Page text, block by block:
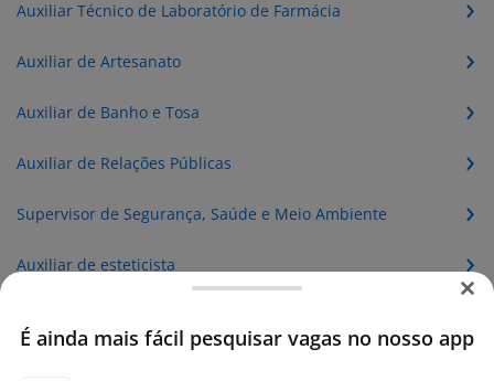
Auxiliar Técnico de Laboratório de Farmácia
Auxiliar de Artesanato
Auxiliar de Banho e Tosa
Auxiliar de Relações Públicas
Supervisor de Segurança, Saúde e Meio Ambiente
Auxiliar de esteticista
É ainda mais fácil pesquisar vagas no nosso app